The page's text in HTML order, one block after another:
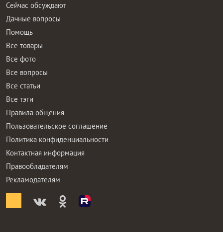
Сейчас обсуждают
Дачные вопросы
Помощь
Все товары
Все фото
Все вопросы
Все статьи
Все тэги
Правила общения
Пользовательское соглашение
Политика конфиденциальности
Контактная информация
Правообладателям
Рекламодателям